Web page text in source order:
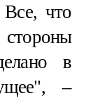
Все, что
в
–